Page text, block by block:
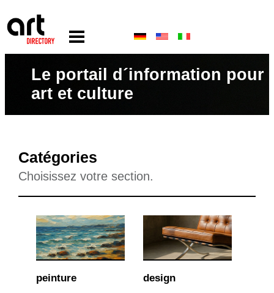
Le portail d´information pour
art et culture
Catégories
Choisissez votre section.
peinture design